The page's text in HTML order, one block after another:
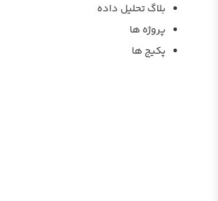
بلاگ تحلیل داده
پروژه ها
پکیج ها